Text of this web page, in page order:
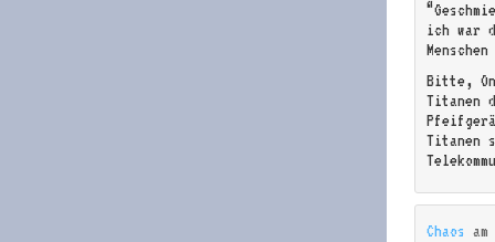
ich war
Bitte,
Titanen
Titanen
Chaos am